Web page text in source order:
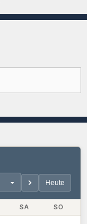
Heute
SA SO